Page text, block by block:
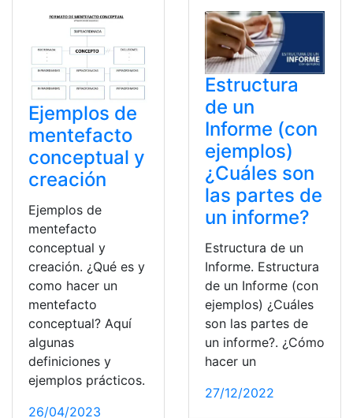
Ejemplos de
mentefacto
conceptual y
creación
Ejemplos de
mentefacto
conceptual y
creación. ¿Qué es y
como hacer un
mentefacto
conceptual? Aquí
algunas
definiciones y
ejemplos prácticos.
26/04/2023
Estructura
de un
Informe (con
ejemplos)
¿Cuáles son
las partes de
un informe?
Estructura de un
Informe. Estructura
de un Informe (con
ejemplos) ¿Cuáles
son las partes de
un informe?. ¿Cómo
hacer un
27/12/2022